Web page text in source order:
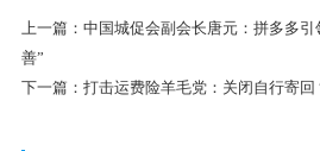
上一篇： 中国城促会副会长唐元：拼多多引
善”
下一篇： 打击运费险羊毛党：关闭自行寄回